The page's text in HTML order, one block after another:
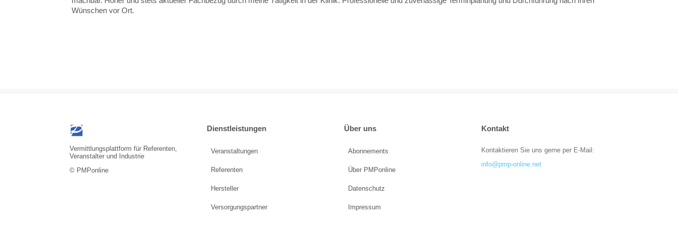
Wünschen vor Ort.
Vermittlungsplattform für Referenten,
Veranstalter und Industrie
© PMPonline
Dienstleistungen
Veranstaltungen
Referenten
Hersteller
Versorgungspartner
Über uns
Abonnements
Über PMPonline
Datenschutz
Impressum
Kontakt
Kontaktieren Sie uns gerne per E-Mail:
info@pmp-online.net